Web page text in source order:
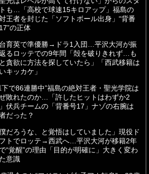
も…「高校で球速15キロアップ」福島の
王者を封じた「ソフトボール出身」“背番
の正体
育英で準優勝→ドラ1入団…平沢大河が振
るロッテでの9年間「殻を破りきれず…も
貪欲に方法を探していたら」「西武移籍は
キッカケ」
下で86連勝中”福島の絶対王者・聖光学院は
敗れたのか…「許したヒットはわずか2
伏兵チームの「背番号17」ナゾの右腕は
だった？
僕だろうな、と覚悟はしていました」現役ド
トでロッテ→西武へ…平沢大河が移籍2年
“覚醒”の理由「目的が明確に」大きく変わ
意識